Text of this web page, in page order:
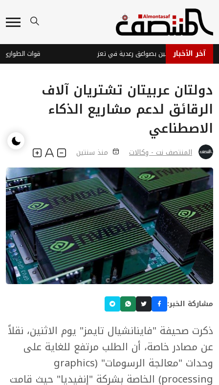
آخر الأخبار
فتاة وإصابة اثنين بصواعق رعدية في تعز
دولتان عربيتان تشتريان آلاف
الرقائق لدعم مشاريع الذكاء
الاصطناعي
المنتصف نت - وكالات منذ سنتين
مشاركة الخبر:
ذكرت صحيفة "فاينانشيال تايمز" يوم الاثنين، نقلاً
عن مصادر خاصة، أن الطلب مرتفع للغاية على
وحدات "معالجة الرسومات" (graphics
processing) الخاصة بشركة "إنفيديا" حيث قامت